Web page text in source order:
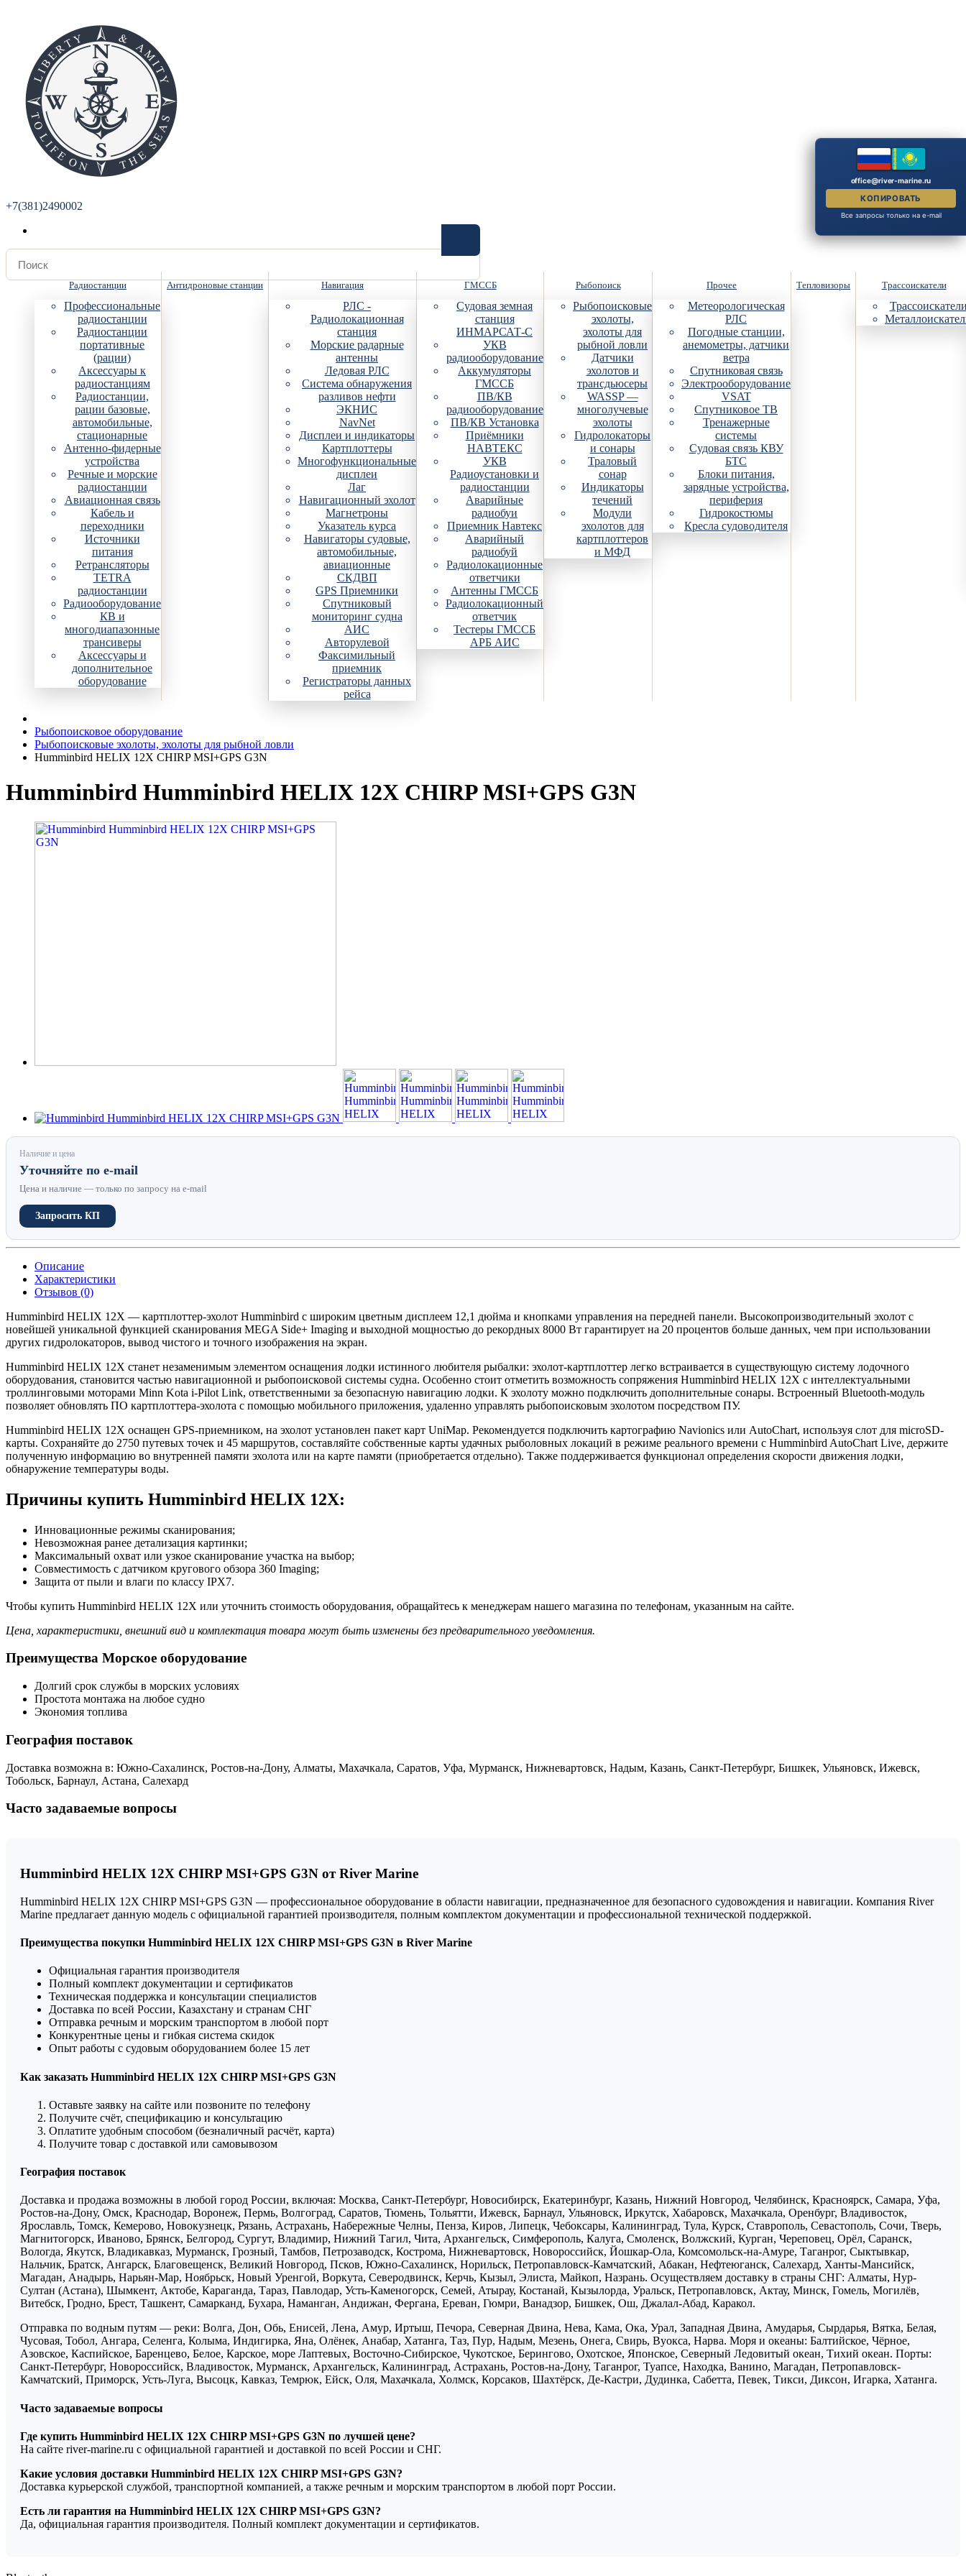
+7(381)2490002
Радиостанции
Профессиональные
радиостанции
Радиостанции
портативные
(рации)
Аксессуары к
радиостанциям
Радиостанции,
рации базовые,
автомобильные,
стационарные
Антенно-фидерные
устройства
Речные и морские
радиостанции
Авиационная связь
Кабель и
переходники
Источники
питания
Ретрансляторы
TETRA
радиостанции
Радиооборудование
КВ и
многодиапазонные
трансиверы
Аксессуары и
дополнительное
оборудование
Антидроновые станции Навигация
РЛС -
Радиолокационная
станция
Морские радарные
антенны
Ледовая РЛС
Система обнаружения
разливов нефти
ЭКНИС
NavNet
Дисплеи и индикаторы
Картплоттеры
Многофункциональные
дисплеи
Лаг
Навигационный эхолот
Магнетроны
Указатель курса
Навигаторы судовые,
автомобильные,
авиационные
СКДВП
GPS Приемники
Спутниковый
мониторинг судна
АИС
Авторулевой
Факсимильный
приемник
Регистраторы данных
рейса
ГМССБ
Судовая земная
станция
ИНМАРСАТ-С
УКВ
радиооборудование
Аккумуляторы
ГМССБ
ПВ/КВ
радиооборудование
ПВ/КВ Установка
Приёмники
НАВТЕКС
УКВ
Радиоустановки и
радиостанции
Аварийные
радиобуи
Приемник Навтекс
Аварийный
радиобуй
Радиолокационные
ответчики
Антенны ГМССБ
Радиолокационный
ответчик
Тестеры ГМССБ
АРБ АИС
Рыбопоиск
Рыбопоисковые
эхолоты,
эхолоты для
рыбной ловли
Датчики
эхолотов и
трансдьюсеры
WASSP —
многолучевые
эхолоты
Гидролокаторы
и сонары
Траловый
сонар
Индикаторы
течений
Модули
эхолотов для
картплоттеров
и МФД
Прочее
Метеорологическая
РЛС
Погодные станции,
анемометры, датчики
ветра
Спутниковая связь
Электрооборудование
VSAT
Спутниковое ТВ
Тренажерные
системы
Судовая связь КВУ
БТС
Блоки питания,
зарядные устройства,
периферия
Гидрокостюмы
Кресла судоводителя
Тепловизоры Трассоискатели
Рыбопоисковое оборудование
Рыбопоисковые эхолоты, эхолоты для рыбной ловли
Humminbird HELIX 12X CHIRP MSI+GPS G3N
Humminbird Humminbird HELIX 12X CHIRP MSI+GPS G3N
Наличие и цена
Уточняйте по e-mail
Цена и наличие — только по запросу на e-mail
Запросить КП
Описание
Характеристики
Отзывов (0)
Humminbird HELIX 12X — картплоттер-эхолот Humminbird с широким цветным дисплеем 12,1 дюйма и кнопками управления на передней панели. Высокопроизводительный эхолот с
новейшей уникальной функцией сканирования MEGA Side+ Imaging и выходной мощностью до рекордных 8000 Вт гарантирует на 20 процентов больше данных, чем при использовании
других гидролокаторов, вывод чистого и точного изображения на экран.
Humminbird HELIX 12X станет незаменимым элементом оснащения лодки истинного любителя рыбалки: эхолот-картплоттер легко встраивается в существующую систему лодочного
оборудования, становится частью навигационной и рыбопоисковой системы судна. Особенно стоит отметить возможность сопряжения Humminbird HELIX 12X с интеллектуальными
троллинговыми моторами Minn Kota i-Pilot Link, ответственными за безопасную навигацию лодки. К эхолоту можно подключить дополнительные сонары. Встроенный Bluetooth-модуль
позволяет обновлять ПО картплоттера-эхолота с помощью мобильного приложения, удаленно управлять рыбопоисковым эхолотом посредством ПУ.
Humminbird HELIX 12X оснащен GPS-приемником, на эхолот установлен пакет карт UniMap. Рекомендуется подключить картографию Navionics или AutoChart, используя слот для microSD-
карты. Сохраняйте до 2750 путевых точек и 45 маршрутов, составляйте собственные карты удачных рыболовных локаций в режиме реального времени с Humminbird AutoChart Live, держите
полученную информацию во внутренней памяти эхолота или на карте памяти (приобретается отдельно). Также поддерживается функционал определения скорости движения лодки,
обнаружение температуры воды.
Причины купить Humminbird HELIX 12X:
Инновационные режимы сканирования;
Невозможная ранее детализация картинки;
Максимальный охват или узкое сканирование участка на выбор;
Совместимость с датчиком кругового обзора 360 Imaging;
Защита от пыли и влаги по классу IPX7.
Чтобы купить Humminbird HELIX 12X или уточнить стоимость оборудования, обращайтесь к менеджерам нашего магазина по телефонам, указанным на сайте.
Цена, характеристики, внешний вид и комплектация товара могут быть изменены без предварительного уведомления.
Преимущества Морское оборудование
Долгий срок службы в морских условиях
Простота монтажа на любое судно
Экономия топлива
География поставок
Доставка возможна в: Южно-Сахалинск, Ростов-на-Дону, Алматы, Махачкала, Саратов, Уфа, Мурманск, Нижневартовск, Надым, Казань, Санкт-Петербург, Бишкек, Ульяновск, Ижевск,
Тобольск, Барнаул, Астана, Салехард
Часто задаваемые вопросы
Humminbird HELIX 12X CHIRP MSI+GPS G3N от River Marine
Humminbird HELIX 12X CHIRP MSI+GPS G3N — профессиональное оборудование в области навигации, предназначенное для безопасного судовождения и навигации. Компания River
Marine предлагает данную модель с официальной гарантией производителя, полным комплектом документации и профессиональной технической поддержкой.
Преимущества покупки Humminbird HELIX 12X CHIRP MSI+GPS G3N в River Marine
Официальная гарантия производителя
Полный комплект документации и сертификатов
Техническая поддержка и консультации специалистов
Доставка по всей России, Казахстану и странам СНГ
Отправка речным и морским транспортом в любой порт
Конкурентные цены и гибкая система скидок
Опыт работы с судовым оборудованием более 15 лет
Как заказать Humminbird HELIX 12X CHIRP MSI+GPS G3N
Оставьте заявку на сайте или позвоните по телефону
Получите счёт, спецификацию и консультацию
Оплатите удобным способом (безналичный расчёт, карта)
Получите товар с доставкой или самовывозом
География поставок
Доставка и продажа возможны в любой город России, включая: Москва, Санкт-Петербург, Новосибирск, Екатеринбург, Казань, Нижний Новгород, Челябинск, Красноярск, Самара, Уфа,
Ростов-на-Дону, Омск, Краснодар, Воронеж, Пермь, Волгоград, Саратов, Тюмень, Тольятти, Ижевск, Барнаул, Ульяновск, Иркутск, Хабаровск, Махачкала, Оренбург, Владивосток,
Ярославль, Томск, Кемерово, Новокузнецк, Рязань, Астрахань, Набережные Челны, Пенза, Киров, Липецк, Чебоксары, Калининград, Тула, Курск, Ставрополь, Севастополь, Сочи, Тверь,
Магнитогорск, Иваново, Брянск, Белгород, Сургут, Владимир, Нижний Тагил, Чита, Архангельск, Симферополь, Калуга, Смоленск, Волжский, Курган, Череповец, Орёл, Саранск,
Вологда, Якутск, Владикавказ, Мурманск, Грозный, Тамбов, Петрозаводск, Кострома, Нижневартовск, Новороссийск, Йошкар-Ола, Комсомольск-на-Амуре, Таганрог, Сыктывкар,
Нальчик, Братск, Ангарск, Благовещенск, Великий Новгород, Псков, Южно-Сахалинск, Норильск, Петропавловск-Камчатский, Абакан, Нефтеюганск, Салехард, Ханты-Мансийск,
Магадан, Анадырь, Нарьян-Мар, Ноябрьск, Новый Уренгой, Воркута, Северодвинск, Керчь, Кызыл, Элиста, Майкоп, Назрань. Осуществляем доставку в страны СНГ: Алматы, Нур-
Султан (Астана), Шымкент, Актобе, Караганда, Тараз, Павлодар, Усть-Каменогорск, Семей, Атырау, Костанай, Кызылорда, Уральск, Петропавловск, Актау, Минск, Гомель, Могилёв,
Витебск, Гродно, Брест, Ташкент, Самарканд, Бухара, Наманган, Андижан, Фергана, Ереван, Гюмри, Ванадзор, Бишкек, Ош, Джалал-Абад, Каракол.
Отправка по водным путям — реки: Волга, Дон, Обь, Енисей, Лена, Амур, Иртыш, Печора, Северная Двина, Нева, Кама, Ока, Урал, Западная Двина, Амударья, Сырдарья, Вятка, Белая,
Чусовая, Тобол, Ангара, Селенга, Колыма, Индигирка, Яна, Олёнек, Анабар, Хатанга, Таз, Пур, Надым, Мезень, Онега, Свирь, Вуокса, Нарва. Моря и океаны: Балтийское, Чёрное,
Азовское, Каспийское, Баренцево, Белое, Карское, море Лаптевых, Восточно-Сибирское, Чукотское, Берингово, Охотское, Японское, Северный Ледовитый океан, Тихий океан. Порты:
Санкт-Петербург, Новороссийск, Владивосток, Мурманск, Архангельск, Калининград, Астрахань, Ростов-на-Дону, Таганрог, Туапсе, Находка, Ванино, Магадан, Петропавловск-
Камчатский, Приморск, Усть-Луга, Высоцк, Кавказ, Темрюк, Ейск, Оля, Махачкала, Холмск, Корсаков, Шахтёрск, Де-Кастри, Дудинка, Сабетта, Певек, Тикси, Диксон, Игарка, Хатанга.
Часто задаваемые вопросы
Где купить Humminbird HELIX 12X CHIRP MSI+GPS G3N по лучшей цене?
На сайте river-marine.ru с официальной гарантией и доставкой по всей России и СНГ.
Какие условия доставки Humminbird HELIX 12X CHIRP MSI+GPS G3N?
Доставка курьерской службой, транспортной компанией, а также речным и морским транспортом в любой порт России.
Есть ли гарантия на Humminbird HELIX 12X CHIRP MSI+GPS G3N?
Да, официальная гарантия производителя. Полный комплект документации и сертификатов.
office@river-marine.ru
КОПИРОВАТЬ
Все запросы только на e-mail